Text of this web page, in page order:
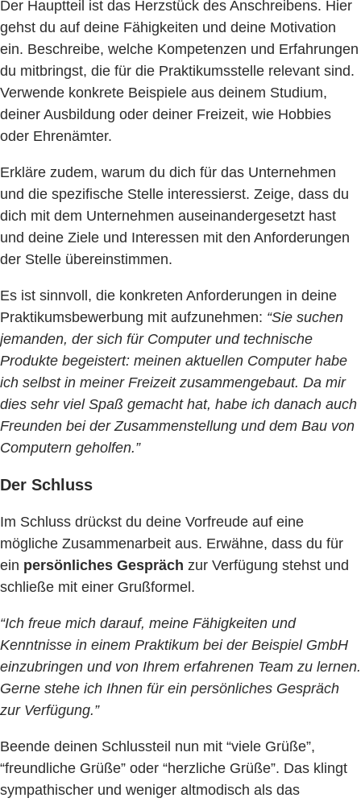
Der Hauptteil ist das Herzstück des Anschreibens. Hier
gehst du auf deine Fähigkeiten und deine Motivation
ein. Beschreibe, welche Kompetenzen und Erfahrungen
du mitbringst, die für die Praktikumsstelle relevant sind.
Verwende konkrete Beispiele aus deinem Studium,
deiner Ausbildung oder deiner Freizeit, wie Hobbies
oder Ehrenämter.
Erkläre zudem, warum du dich für das Unternehmen
und die spezifische Stelle interessierst. Zeige, dass du
dich mit dem Unternehmen auseinandergesetzt hast
und deine Ziele und Interessen mit den Anforderungen
der Stelle übereinstimmen.
Es ist sinnvoll, die konkreten Anforderungen in deine
Praktikumsbewerbung mit aufzunehmen: “Sie suchen
jemanden, der sich für Computer und technische
Produkte begeistert: meinen aktuellen Computer habe
ich selbst in meiner Freizeit zusammengebaut. Da mir
dies sehr viel Spaß gemacht hat, habe ich danach auch
Freunden bei der Zusammenstellung und dem Bau von
Computern geholfen.”
Der Schluss
Im Schluss drückst du deine Vorfreude auf eine
mögliche Zusammenarbeit aus. Erwähne, dass du für
ein persönliches Gespräch zur Verfügung stehst und
schließe mit einer Grußformel.
“Ich freue mich darauf, meine Fähigkeiten und
Kenntnisse in einem Praktikum bei der Beispiel GmbH
einzubringen und von Ihrem erfahrenen Team zu lernen.
Gerne stehe ich Ihnen für ein persönliches Gespräch
zur Verfügung.”
Beende deinen Schlussteil nun mit “viele Grüße”,
“freundliche Grüße” oder “herzliche Grüße”. Das klingt
sympathischer und weniger altmodisch als das